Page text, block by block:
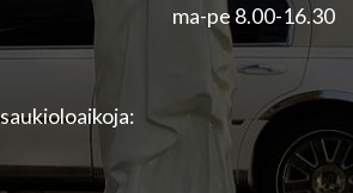
ma-pe 8.00-16.30